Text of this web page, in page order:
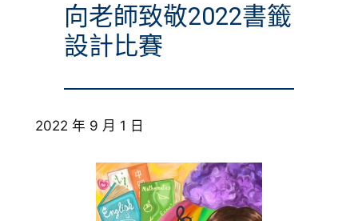
校外獎項
學校活動
榮譽榜
向老師致敬2022書籤
設計比賽
2022 年 9 月 1 日